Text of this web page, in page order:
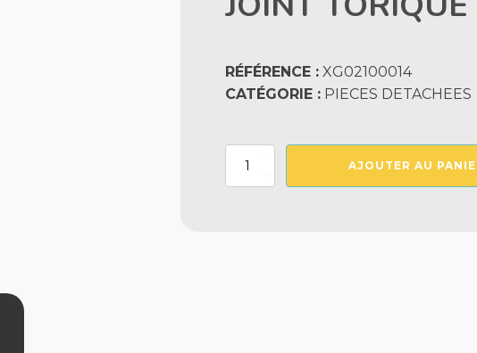
RÉFÉRENCE : XG02100014
CATÉGORIE : PIECES DETACHEES
quantité
AJOUTER AU